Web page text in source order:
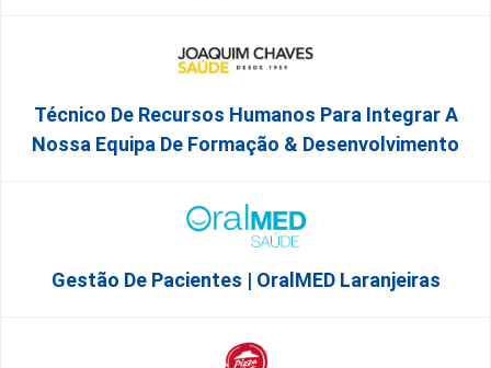
Técnico De Recursos Humanos Para Integrar A
Nossa Equipa De Formação & Desenvolvimento
Gestão De Pacientes | OralMED Laranjeiras